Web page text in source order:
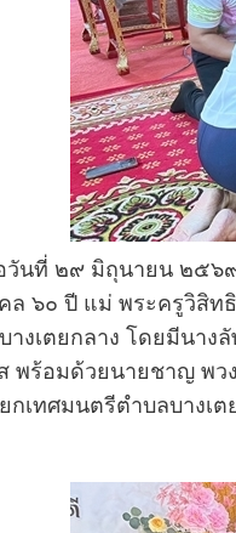
วันที่ ๒๙ มิถุนายน ๒๕๖
ล ๖๐ ปี แม่ พระครูวิสิท
างเตยกลาง โดยมีนาง
พร้อมด้วยนายชาญ พว
กเทศมนตรีตำบลบางเต